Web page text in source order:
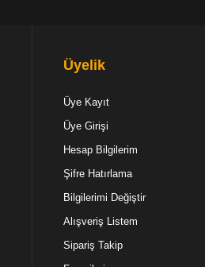
Üyelik
Üye Kayıt
Üye Girişi
Hesap Bilgilerim
Şifre Hatırlama
Bilgilerimi Değiştir
Alışveriş Listem
Sipariş Takip